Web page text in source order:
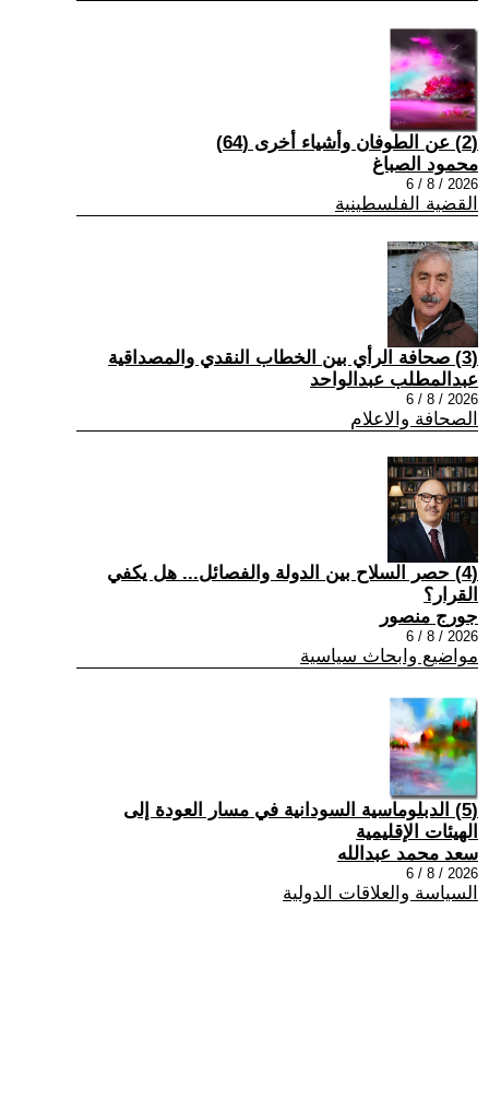
(2) عن الطوفان وأشياء أخرى (64)
محمود الصباغ
2026 / 8 / 6
القضية الفلسطينية
(3) صحافة الرأي بين الخطاب النقدي والمصداقية
عبدالمطلب عبدالواحد
2026 / 8 / 6
الصحافة والاعلام
(4) حصر السلاح بين الدولة والفصائل... هل يكفي
القرار؟
جورج منصور
2026 / 8 / 6
مواضيع وابحاث سياسية
(5) الدبلوماسية السودانية في مسار العودة إلى
الهيئات الإقليمية
سعد محمد عبدالله
2026 / 8 / 6
السياسة والعلاقات الدولية